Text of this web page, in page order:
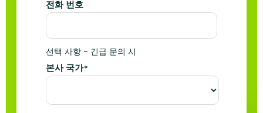
전화 번호
선택 사항 - 긴급 문의 시
본사 국가*